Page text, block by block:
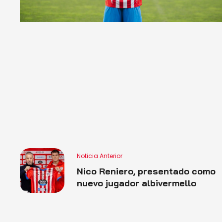
Noticia Anterior
Nico Reniero, presentado como
nuevo jugador albivermello